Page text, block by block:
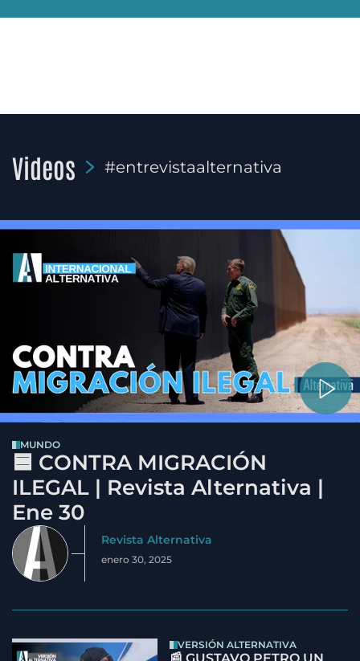
Videos #entrevistaalternativa
MUNDO
🟦 CONTRA MIGRACIÓN
ILEGAL | Revista Alternativa |
Ene 30
Revista Alternativa
enero 30, 2025
VERSIÓN ALTERNATIVA